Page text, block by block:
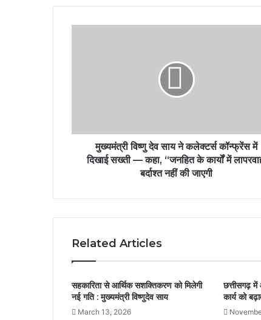
मुख्यमंत्री विष्णु देव साय ने कलेक्टर्स कॉन्फ्रेंस में
दिखाई सख्ती — कहा, “जनहित के कार्यों में
बर्दाश्त नहीं की जाएगी
Related Articles
सहकारिता से आर्थिक सशक्तिकरण को मिलेगी
नई गति : मुख्यमंत्री विष्णुदेव साय
March 13, 2026
छत्तीसगढ़
कार्य को